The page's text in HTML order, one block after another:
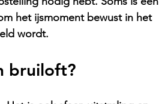
het ijsmoment bewust in het
wordt.
bruiloft?